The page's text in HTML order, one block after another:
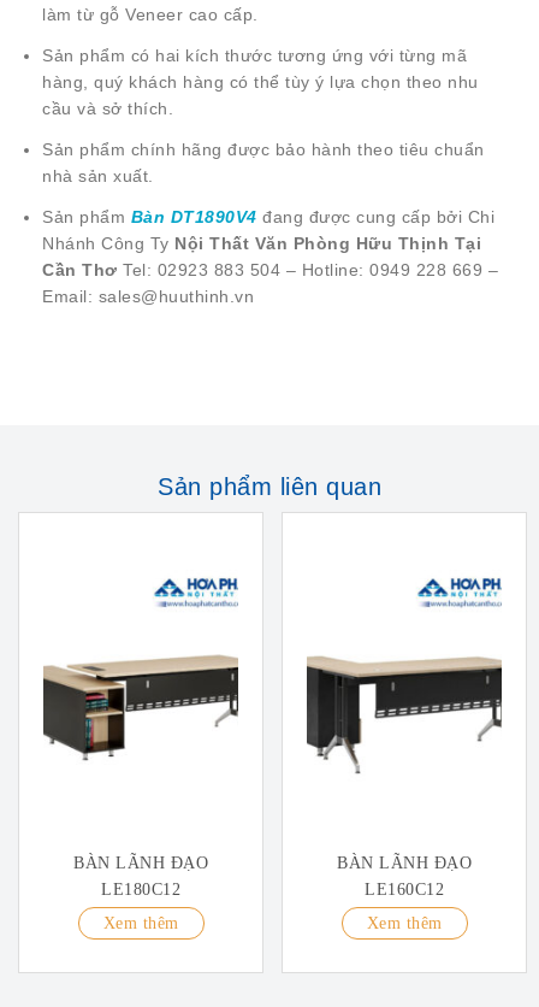
làm từ gỗ Veneer cao cấp.
Sản phẩm có hai kích thước tương ứng với từng mã
hàng, quý khách hàng có thể tùy ý lựa chọn theo nhu
cầu và sở thích.
Sản phẩm chính hãng được bảo hành theo tiêu chuẩn
nhà sản xuất.
Sản phẩm Bàn DT1890V4 đang được cung cấp bởi Chi
Nhánh Công Ty Nội Thất Văn Phòng Hữu Thịnh Tại
Cần Thơ Tel: 02923 883 504 – Hotline: 0949 228 669 –
Email: sales@huuthinh.vn
Sản phẩm liên quan
BÀN LÃNH ĐẠO
LE180C12
Xem thêm
BÀN LÃNH ĐẠO
LE160C12
Xem thêm